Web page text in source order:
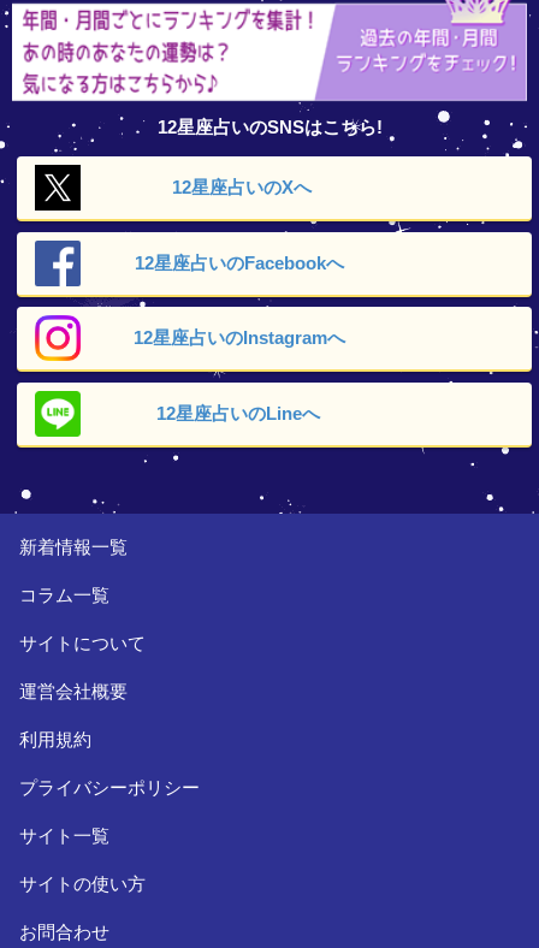
12星座占いのSNSはこちら!
12星座占いのXへ
12星座占いのFacebookへ
12星座占いのInstagramへ
12星座占いのLineへ
新着情報一覧
コラム一覧
サイトについて
運営会社概要
利用規約
プライバシーポリシー
サイト一覧
サイトの使い方
お問合わせ